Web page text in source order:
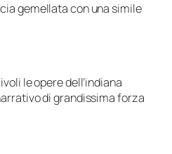
gemellata con una simile
le opere dell’indiana
di grandissima forza